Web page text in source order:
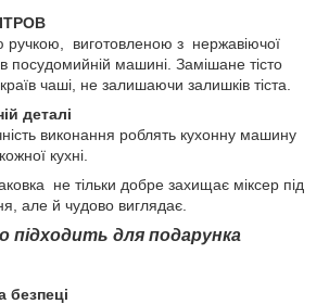
виготовленою з нержавіючої
посудомийній машині. Замішане тісто
чаші, не залишаючи залишків тіста.
деталі
виконання роблять кухонну машину
кухні.
не тільки добре захищає міксер під
але й чудово виглядає.
підходить для подарунка
безпеці